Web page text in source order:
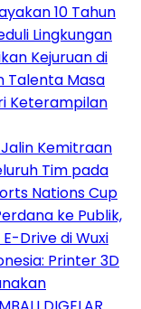
10 Tahun
Lingkungan
Kejuruan di
Talenta Masa
Keterampilan
Kemitraan
Tim pada
Nations Cup
ke Publik,
Drive di Wuxi
Printer 3D